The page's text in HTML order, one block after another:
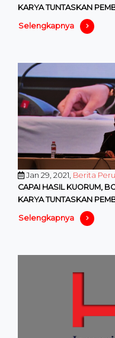
KARYA TUNTASKAN
Selengkapnya
Jan 29, 2021, Berita
CAPAI HASIL KUORUM,
KARYA TUNTASKAN
Selengkapnya